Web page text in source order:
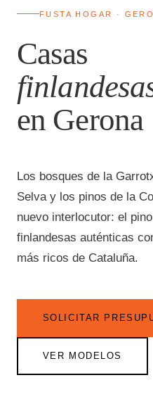
FUSTA HOGAR ·
Casas
en Gerona
Los bosques de la
Selva y los pinos de la
nuevo interlocutor: el
finlandesas auténticas
más ricos de Cataluña.
SOLICITAR
VER MODELOS